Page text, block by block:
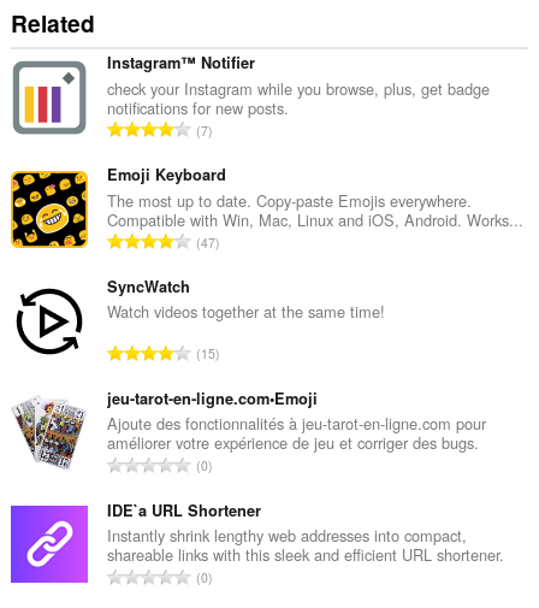
Related
Instagram™ Notifier
check your Instagram while you browse, plus, get badge
notifications for new posts.
จำ
ว
น
ค
ะ
น
ร
ว
ม
ทั้
ง
ห
ด
:
7
Emoji Keyboard
The most up to date. Copy-paste Emojis everywhere.
Compatible with Win, Mac, Linux and iOS, Android. Works...
จำ
น
ะ
น
น
ร
ว
ม
ทั้
ง
ห
47
SyncWatch
Watch videos together at the same time!
จำ
ว
น
ค
ะ
น
น
ร
ว
15
jeu-tarot-en-ligne.com•Emoji
Ajoute des fonctionnalités à jeu-tarot-en-ligne.com pour
améliorer votre expérience de jeu et corriger des bugs.
จำ
ว
น
ค
ะ
0
IDE`a URL Shortener
Instantly shrink lengthy web addresses into compact,
shareable links with this sleek and efficient URL shortener.
จำ
0